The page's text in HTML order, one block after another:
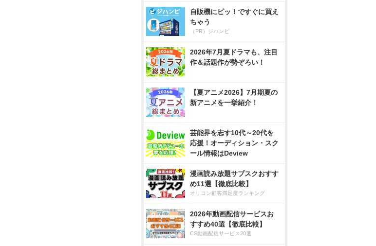
自販機にピッ！ですぐに買え
ちゃう
（PR）ジハンピ
2026年7月夏ドラマも、注目
作＆話題作が勢ぞろい！
【夏アニメ2026】7月期夏の
新アニメを一挙紹介！
芸能界を志す10代～20代を
応援！オーディション・スク
ール情報はDeview
漫画読み放題サブスクおすす
め11選【徹底比較】
オリコン顧客満足度ランキング
2026年動画配信サービスお
すすめ40選【徹底比較】
CS動画配信サービス20選